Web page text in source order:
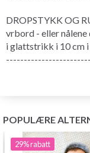
DROPSTYKK OG
vrbord - eller nålene
i glattstrikk i 10 cm i
POPULÆRE
29%rabatt